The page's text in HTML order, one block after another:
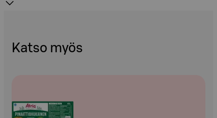
Katso myös